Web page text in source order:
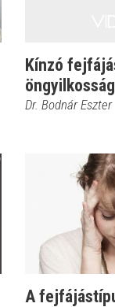
Kínzó
Dr. Bodnár Eszter
A